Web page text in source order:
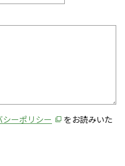
シーポリシー
をお読みいた